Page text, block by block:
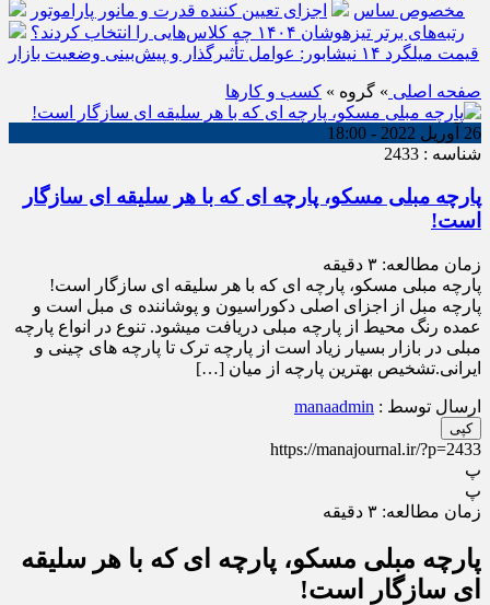
مخصوص ساس
اجزای تعیین کننده قدرت و مانور پاراموتور
رتبه‌های برتر تیزهوشان ۱۴۰۴ چه کلاس‌هایی را انتخاب کردند؟
قیمت میلگرد ۱۴ نیشابور: عوامل تأثیرگذار و پیش‌بینی وضعیت بازار
صفحه اصلی » گروه » کسب و کارها
26 آوریل 2022 - 18:00
شناسه : 2433
پارچه مبلی مسکو، پارچه ای که با هر سلیقه ای سازگار
است!
زمان مطالعه: ۳ دقیقه
پارچه مبلی مسکو، پارچه ای که با هر سلیقه ای سازگار است!
پارچه مبل از اجزای اصلی دکوراسیون و پوشاننده ی مبل است و
عمده رنگ محیط از پارچه مبلی دریافت میشود. تنوع در انواع پارچه
مبلی در بازار بسیار زیاد است از پارچه ترک تا پارچه های چینی و
ایرانی.تشخیص بهترین پارچه از میان […]
ارسال توسط : manaadmin
کپی
https://manajournal.ir/?p=2433
پ
پ
زمان مطالعه: ۳ دقیقه
پارچه مبلی مسکو، پارچه ای که با هر سلیقه
ای سازگار است!